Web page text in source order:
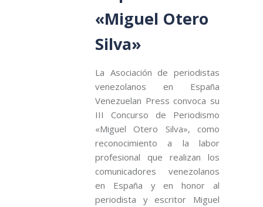
«Miguel Otero
Silva»
La Asociación de periodistas
venezolanos en España
Venezuelan Press convoca su
III Concurso de Periodismo
«Miguel Otero Silva», como
reconocimiento a la labor
profesional que realizan los
comunicadores venezolanos
en España y en honor al
periodista y escritor Miguel